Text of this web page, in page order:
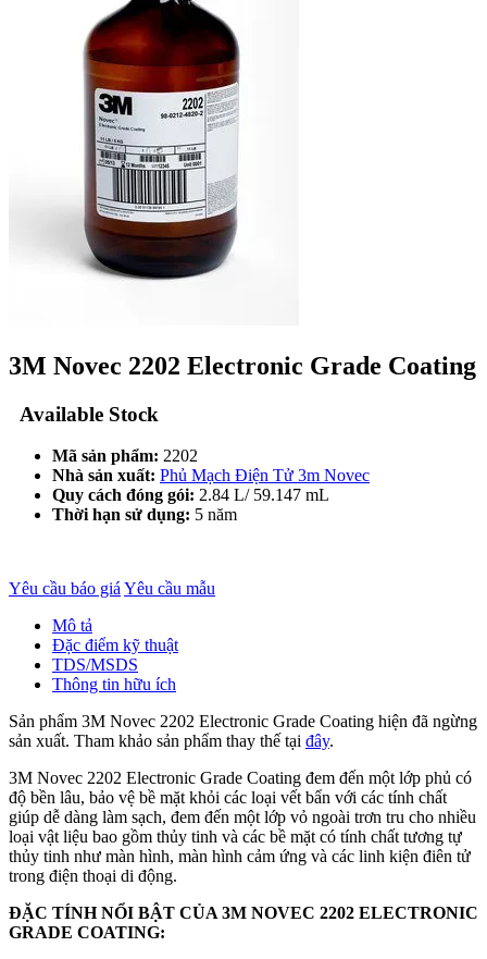
3M Novec 2202 Electronic Grade Coating
Available Stock
Mã sản phẩm: 2202
Nhà sản xuất: Phủ Mạch Điện Tử 3m Novec
Quy cách đóng gói: 2.84 L/ 59.147 mL
Thời hạn sử dụng: 5 năm
Yêu cầu báo giá Yêu cầu mẫu
Mô tả
Đặc điểm kỹ thuật
TDS/MSDS
Thông tin hữu ích
Sản phẩm 3M Novec 2202 Electronic Grade Coating hiện đã ngừng
sản xuất. Tham khảo sản phẩm thay thế tại đây.
3M Novec 2202 Electronic Grade Coating đem đến một lớp phủ có
độ bền lâu, bảo vệ bề mặt khỏi các loại vết bẩn với các tính chất
giúp dễ dàng làm sạch, đem đến một lớp vỏ ngoài trơn tru cho nhiều
loại vật liệu bao gồm thủy tinh và các bề mặt có tính chất tương tự
thủy tinh như màn hình, màn hình cảm ứng và các linh kiện điên tử
trong điện thoại di động.
ĐẶC TÍNH NỔI BẬT CỦA 3M NOVEC 2202 ELECTRONIC
GRADE COATING: